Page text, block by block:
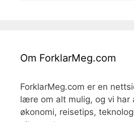
Om ForklarMeg.com
ForklarMeg.com er en
lære om alt mulig, og vi har
økonomi, reisetips,